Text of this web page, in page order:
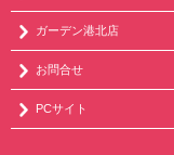
ガーデン港北店
お問合せ
PCサイト